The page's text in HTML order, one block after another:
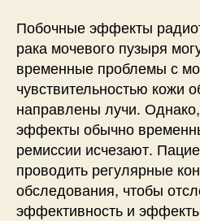
Побочные эффекты
рака мочевого пузыря
временные проблемы с
чувствительностью кожи
направлены лучи.
эффекты обычно
ремиссии исчезают.
проводить регулярные
обследования, чтобы
эффективность и